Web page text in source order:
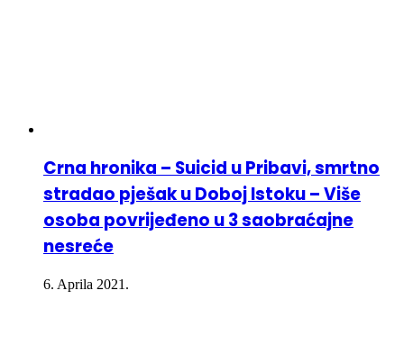
Crna hronika – Suicid u Pribavi, smrtno
stradao pješak u Doboj Istoku – Više
osoba povrijeđeno u 3 saobraćajne
nesreće
6. Aprila 2021.